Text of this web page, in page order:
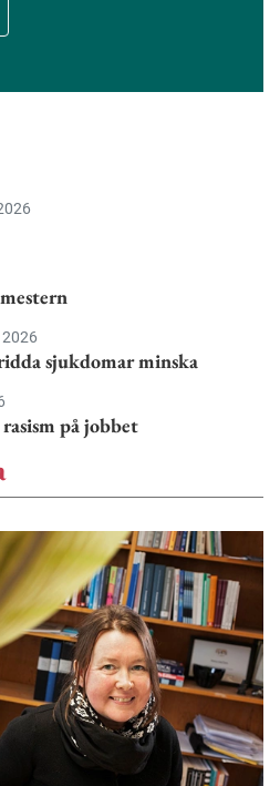
sjukdomar minska
på jobbet